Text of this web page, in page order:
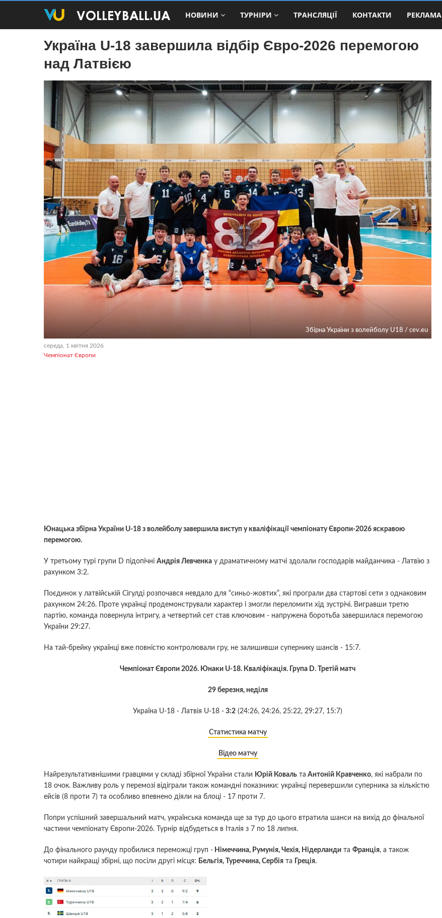
НОВИНИ ТУРНІРИ ТРАНСЛЯЦІЇ КОНТАКТИ РЕКЛАМА
Україна U-18 завершила відбір Євро-2026 перемогою
над Латвією
Збірна України з волейболу U18 / cev.eu
середа, 1 квітня 2026
Чемпіонат Європи
Юнацька збірна України U-18 з волейболу завершила виступ у кваліфікації чемпіонату Європи-2026 яскравою
перемогою.
У третьому турі групи D підопічні Андрія Левченка у драматичному матчі здолали господарів майданчика - Латвію з
рахунком 3:2.
Поєдинок у латвійській Сігулді розпочався невдало для “синьо-жовтих”, які програли два стартові сети з однаковим
рахунком 24:26. Проте українці продемонстрували характер і змогли переломити хід зустрічі. Вигравши третю
партію, команда повернула інтригу, а четвертий сет став ключовим - напружена боротьба завершилася перемогою
України 29:27.
На тай-брейку українці вже повністю контролювали гру, не залишивши супернику шансів - 15:7.
Чемпіонат Європи 2026. Юнаки U-18. Кваліфікація. Група D. Третій матч
29 березня, неділя
Україна U-18 - Латвія U-18 - 3:2 (24:26, 24:26, 25:22, 29:27, 15:7)
Статистика матчу
Відео матчу
Найрезультативнішими гравцями у складі збірної України стали Юрій Коваль та Антоній Кравченко, які набрали по
18 очок. Важливу роль у перемозі відіграли також командні показники: українці перевершили суперника за кількістю
ейсів (8 проти 7) та особливо впевнено діяли на блоці - 17 проти 7.
Попри успішний завершальний матч, українська команда ще за тур до цього втратила шанси на вихід до фінальної
частини чемпіонату Європи-2026. Турнір відбудеться в Італія з 7 по 18 липня.
До фінального раунду пробилися переможці груп - Німеччина, Румунія, Чехія, Нідерланди та Франція, а також
чотири найкращі збірні, що посіли другі місця: Бельгія, Туреччина, Сербія та Греція.